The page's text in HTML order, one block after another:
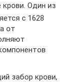
крови. Один из
с 1628
от
забор крови,